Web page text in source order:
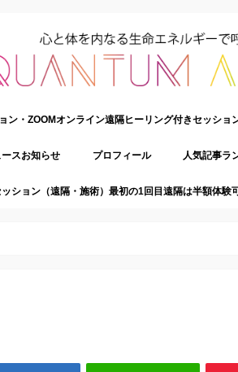
ン・ZOOMオンライン遠隔ヒーリング付きセッショ
スお知らせ プロフィール 人気記事ラ
ション（遠隔・施術）最初の1回目遠隔は半額体験